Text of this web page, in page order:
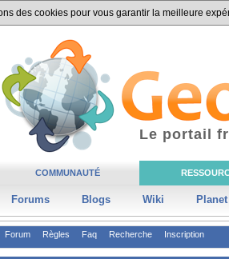
des cookies pour vous garantir la meilleure
COMMUNAUTÉ
Forums Blogs Wiki Planet
Le portail
Forum Règles Faq Recherche Inscription